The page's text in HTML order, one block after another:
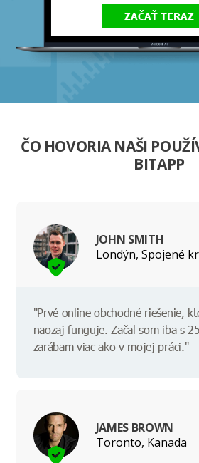
ZAČAŤ TERAZ
ČO HOVORIA NAŠI
BITAPP
JOHN SMITH
Londýn, Spojené
"Prvé online obchodné riešenie,
naozaj funguje. Začal som iba s
zarábam viac ako v mojej práci."
JAMES BROWN
Toronto, Kanada